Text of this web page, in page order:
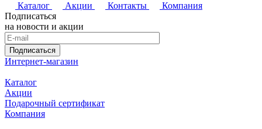
Каталог
Акции Контакты
Компания
Подписаться
на новости и акции
Подписаться
Интернет-магазин
Каталог
Акции
Подарочный сертификат
Компания